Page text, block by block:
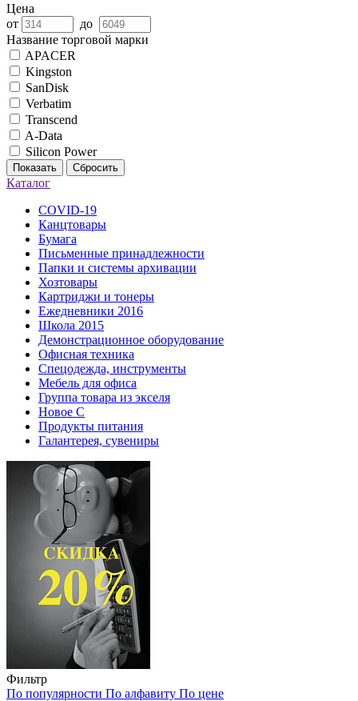
Цена
от
до
Название торговой марки
APACER
Kingston
SanDisk
Verbatim
Transcend
A-Data
Silicon Power
Показать Сбросить
Каталог
COVID-19
Канцтовары
Бумага
Письменные принадлежности
Папки и системы архивации
Хозтовары
Картриджи и тонеры
Ежедневники 2016
Школа 2015
Демонстрационное оборудование
Офисная техника
Спецодежда, инструменты
Мебель для офиса
Группа товара из экселя
Новое С
Продукты питания
Галантерея, сувениры
Фильтр
По популярности По алфавиту По цене